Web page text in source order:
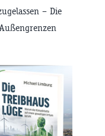
– Die